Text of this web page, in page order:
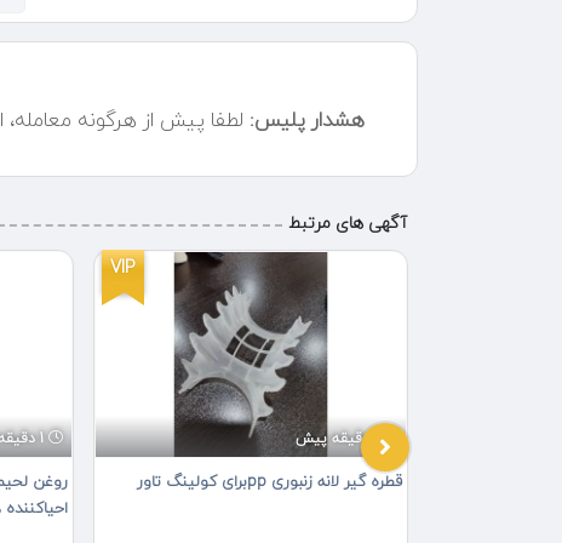
هشدار پلیس: لطفا پیش از هرگونه
آگهی های مرتبط
1 دقیقه پیش
روغن
VIP
1 دقیقه پیش
قطره گیر لانه زنبوری ppبرای کولینگ تاور